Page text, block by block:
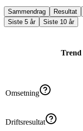
Sammendrag Resultat
Siste 5 år
Siste 10 år
Trend
Omsetning
Driftsresultat